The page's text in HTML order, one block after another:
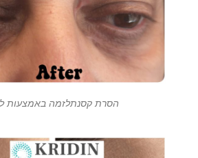
הסרת קסנתלזמה באמצעות